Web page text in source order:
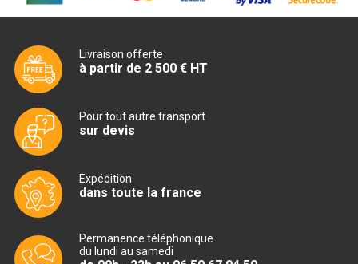
CUISINIÈRE 700 GAZ
CUISINIÈRE 600 ÉLECTRIQUE
CUISINIÈRE 900 ÉLECTRIQUE
BAIN MARIE
Livraison offerte
à partir de 2 500 € HT
Pour tout autre transport
sur devis
Expédition
dans toute la france
Permanence téléphonique
du lundi au samedi